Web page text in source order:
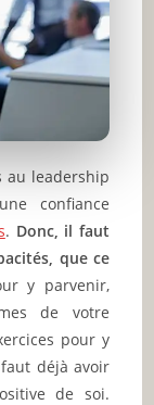
au leadership
confiance
. Donc, il faut
que ce
y parvenir,
de votre
pour y
déjà avoir
de soi.